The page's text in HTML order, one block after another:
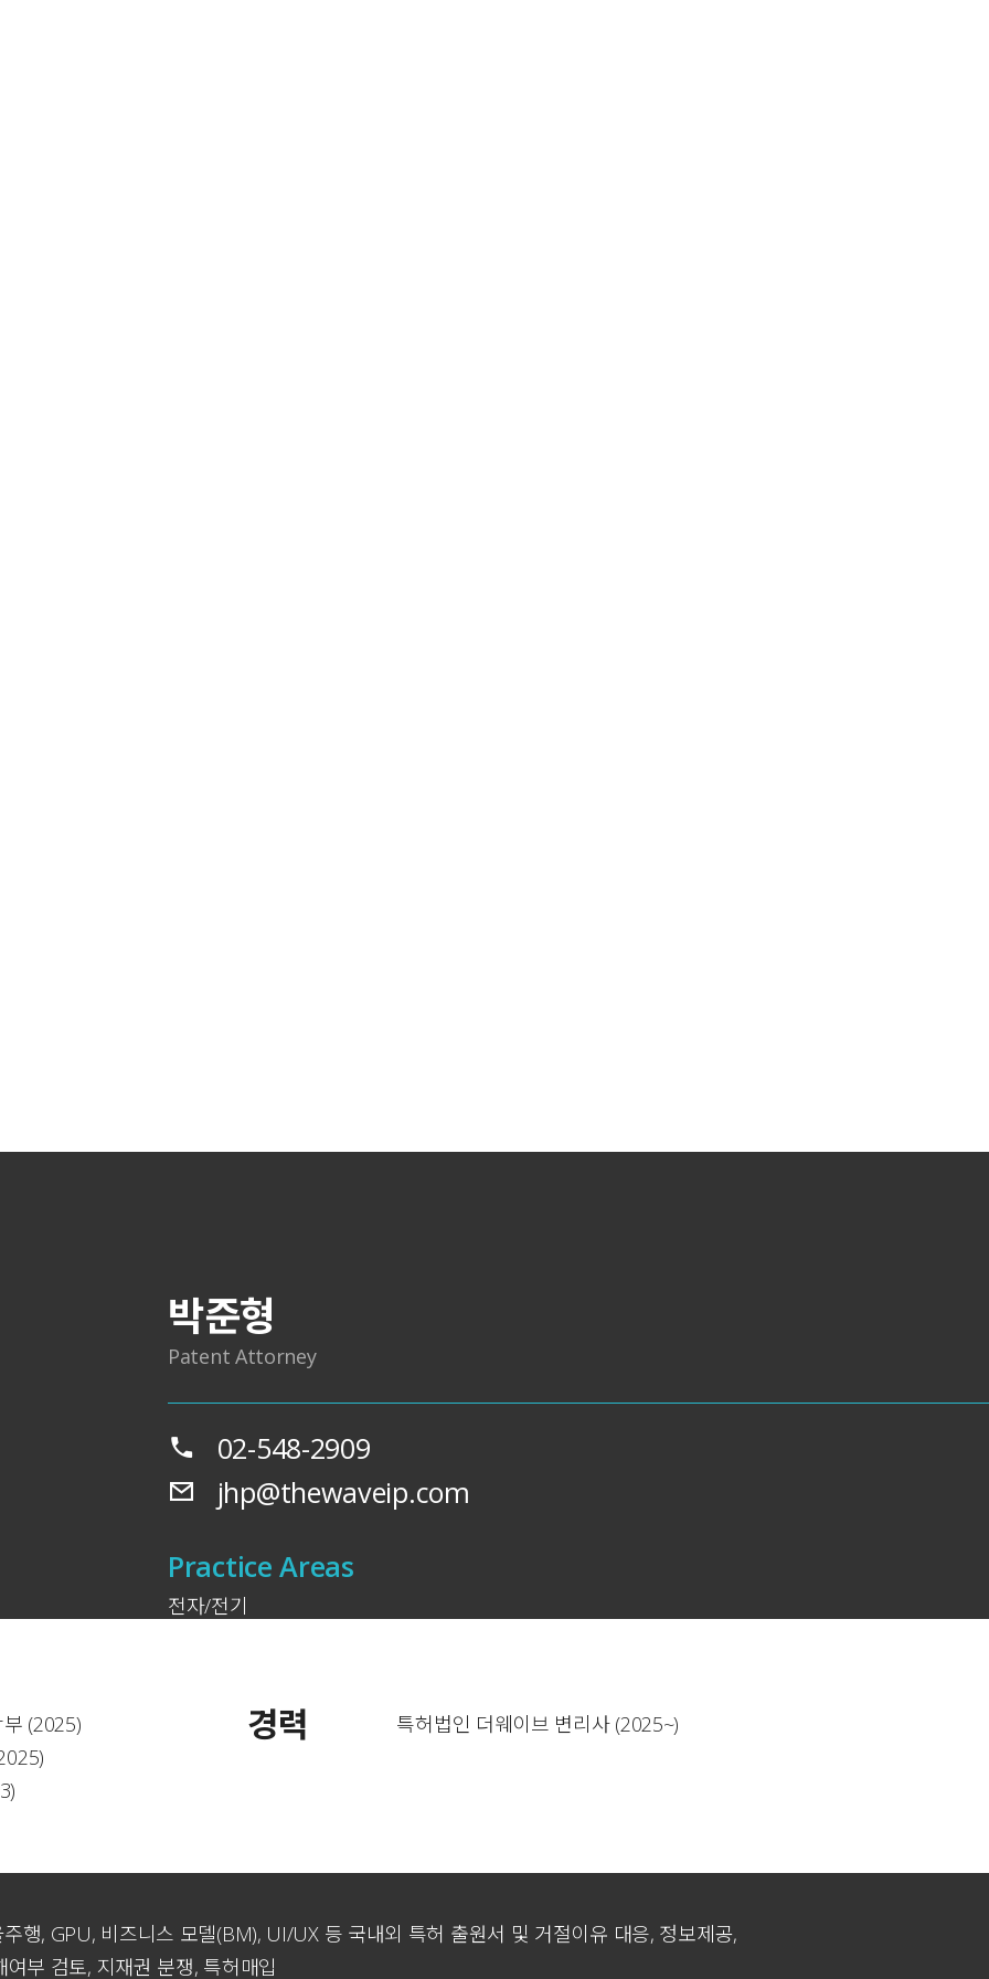
박준형
Patent Attorney
02-548-2909
jhp@thewaveip.com
Practice Areas
전자/전기
(2025)
경력 특허법인 더웨이브 변리사 (2025~)
행, GPU, 비즈니스 모델(BM), UI/UX 등 국내외 특허 출원서 및 거절이유 대응, 정보제공,
부 검토, 지재권 분쟁, 특허매입